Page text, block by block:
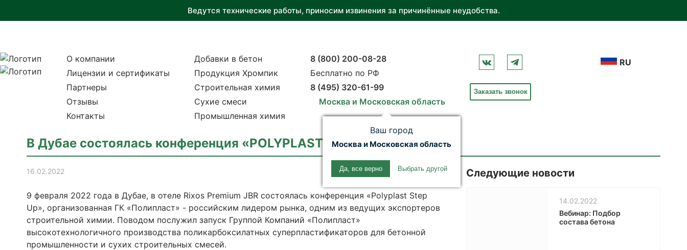
Ведутся технические работы, приносим извинения за причинённые неудобства.
О компании
Лицензии и сертификаты
Партнеры
Отзывы
Контакты
Добавки в бетон
Продукция Хромпик
Строительная химия
Сухие смеси
Промышленная химия
8 (800) 200-08-28
Бесплатно по РФ
8 (495) 320-61-99
Москва и Московская область
Ваш город
Москва и Московская область
Да, все верно Выбрать другой
Заказать звонок
RU
В Дубае состоялась конференция «POLYPLAST STEP UP»
16.02.2022
9 февраля 2022 года в Дубае, в отеле Rixos Premium JBR состоялась конференция «Polyplast Step
Up», организованная ГК «Полипласт» - российским лидером рынка, одним из ведущих экспортеров
строительной химии. Поводом послужил запуск Группой Компаний «Полипласт»
высокотехнологичного производства поликарбоксилатных суперпластификаторов для бетонной
промышленности и сухих строительных смесей.
Следующие новости
14.02.2022
Вебинар: Подбор
состава бетона